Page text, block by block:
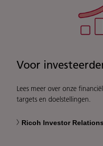
Voor
Lees meer over onze
targets en doelstellingen.
Ricoh Investor Relations